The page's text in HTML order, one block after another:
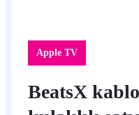
Apple TV
BeatsX